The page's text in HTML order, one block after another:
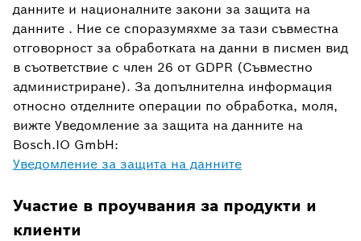
данните и националните закони за защита на
данните . Ние се споразумяхме за тази съвместна
отговорност за обработката на данни в писмен вид
в съответствие с член 26 от GDPR (Съвместно
администриране). За допълнителна информация
относно отделните операции по обработка, моля,
вижте Уведомление за защита на данните на
Bosch.IO GmbH:
Уведомление за защита на данните
Участие в проучвания за продукти и
клиенти